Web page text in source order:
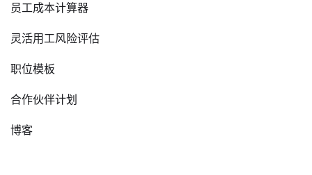
员工成本计算器
灵活用工风险评估
职位模板
合作伙伴计划
博客